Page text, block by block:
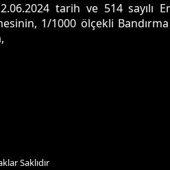
tarih ve 514 sayılı
1/1000 ölçekli
Saklıdır